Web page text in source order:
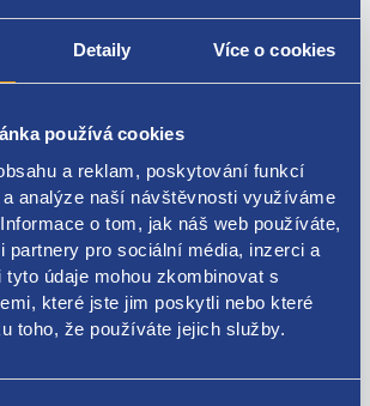
Detaily Více o cookies
používá cookies
a reklam, poskytování funkcí
analýze naší návštěvnosti využíváme
o tom, jak náš web používáte,
pro sociální média, inzerci a
tyto údaje mohou zkombinovat s
které jste jim poskytli nebo které
toho, že používáte jejich služby.